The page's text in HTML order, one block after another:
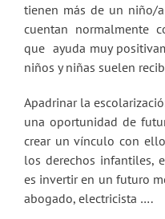
tienen más de un niño/
cuentan normalmente
que ayuda muy
niños y niñas suelen
Apadrinar la
una oportunidad de
crear un vínculo con
los derechos infantiles,
es invertir en un futuro
abogado, electricista ….